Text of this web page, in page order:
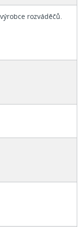
rozváděčů.